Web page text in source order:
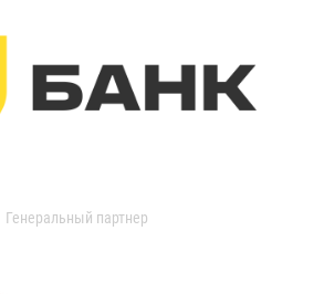
Генеральный партнер